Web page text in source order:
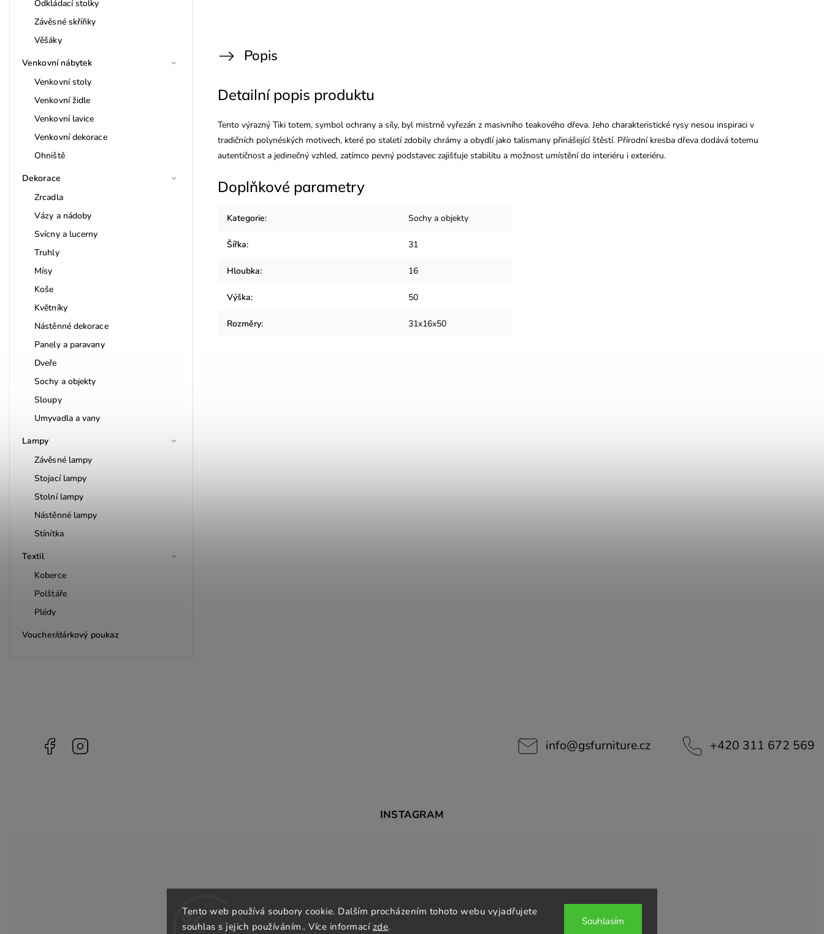
Tento web používá soubory cookie. Dalším procházením tohoto webu vyjadřujete
souhlas s jejich používáním.. Více informací zde. Souhlasím
Odkládací stolky
Závěsné skříňky
Věšáky
Venkovní nábytek
Venkovní stoly
Venkovní židle
Venkovní lavice
Venkovní dekorace
Ohniště
Dekorace
Zrcadla
Vázy a nádoby
Svícny a lucerny
Truhly
Mísy
Koše
Květníky
Nástěnné dekorace
Panely a paravany
Dveře
Sochy a objekty
Sloupy
Umyvadla a vany
Lampy
Závěsné lampy
Stojací lampy
Stolní lampy
Nástěnné lampy
Stínítka
Textil
Koberce
Polštáře
Plédy
Voucher/dárkový poukaz
Popis
Detailní popis produktu
Tento výrazný Tiki totem, symbol ochrany a síly, byl mistrně vyřezán z masivního teakového dřeva. Jeho charakteristické rysy nesou inspiraci v
tradičních polynéských motivech, které po staletí zdobily chrámy a obydlí jako talismany přinášející štěstí. Přírodní kresba dřeva dodává totemu
autentičnost a jedinečný vzhled, zatímco pevný podstavec zajišťuje stabilitu a možnost umístění do interiéru i exteriéru.
Doplňkové parametry
Kategorie: Sochy a objekty
Šířka: 31
Hloubka: 16
Výška: 50
Rozměry: 31x16x50
Facebook info@gsfurniture.cz +420 311 672 569
INSTAGRAM